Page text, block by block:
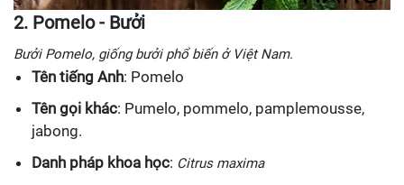
2. Pomelo - Bưởi
Bưởi Pomelo, giống bưởi phổ biến ở Việt Nam.
Tên tiếng Anh: Pomelo
Tên gọi khác: Pumelo, pommelo, pamplemousse,
jabong.
Danh pháp khoa học: Citrus maxima